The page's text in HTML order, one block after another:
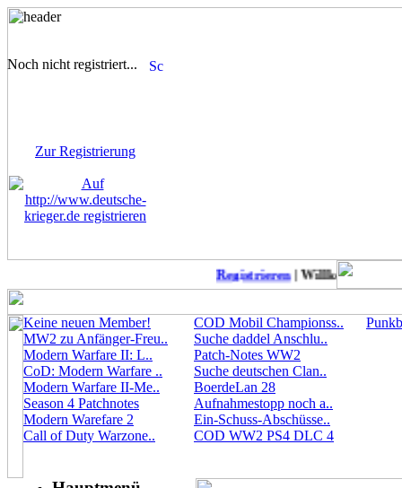
Registrieren| Willkommen auf
Keine neuen Member!
MW2 zu Anfänger-Freu..
Modern Warfare II: L..
CoD: Modern Warfare ..
Modern Warfare II-Me..
Season 4 Patchnotes
Modern Warefare 2
Call of Duty Warzone..
COD Mobil Championss..
Suche daddel Anschlu..
Patch-Notes WW2
Suche deutschen Clan..
BoerdeLan 28
Aufnahmestopp noch a..
Ein-Schuss-Abschüsse..
COD WW2 PS4 DLC 4
Noch nicht registriert...
Zur Registrierung